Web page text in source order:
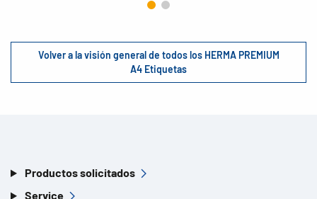
Volver a la visión general de todos los HERMA PREMIUM
A4 Etiquetas
Productos solicitados
Service